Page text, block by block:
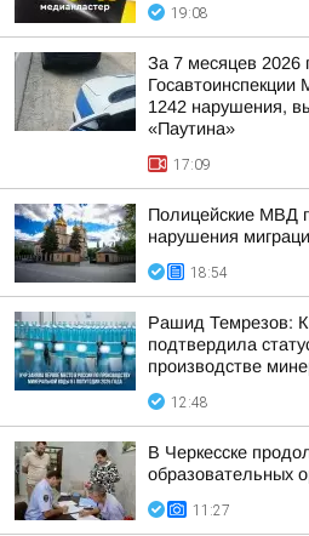
19:08
За 7 месяцев 2026
1242 нарушения,
«Паутина»
17:09
Полицейские МВД
нарушения
18:54
Рашид Темрезов:
подтвердила
производстве
12:48
В Черкесске
образовательных
11:27